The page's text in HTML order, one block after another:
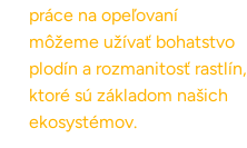
práce na opeľovaní
môžeme užívať bohatstvo
plodín a rozmanitosť rastlín,
ktoré sú základom našich
ekosystémov.